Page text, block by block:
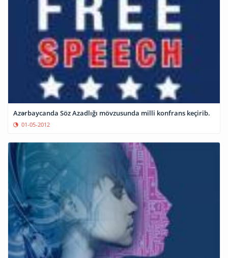
Azərbaycanda Söz Azadlığı mövzusunda milli konfrans keçirib.
01-05-2012